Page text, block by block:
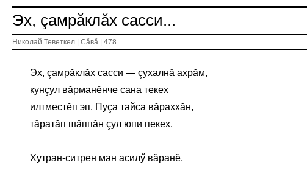
Эх, çамрăклăх сасси...
Николай Теветкел | Сăвă | 478
Эх, çамрăклăх сасси — çухалнă ахрăм,
кунçул вăрманĕнче сана текех
илтместĕп эп. Пуçа тайса вăраххăн,
тăратăп шăппăн çул юпи пекех.
Хутран-ситрен ман асилӳ вăранĕ,